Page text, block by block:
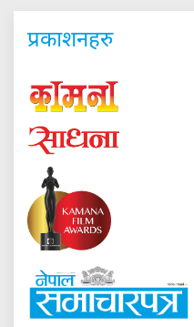
प्रकाशनहरु